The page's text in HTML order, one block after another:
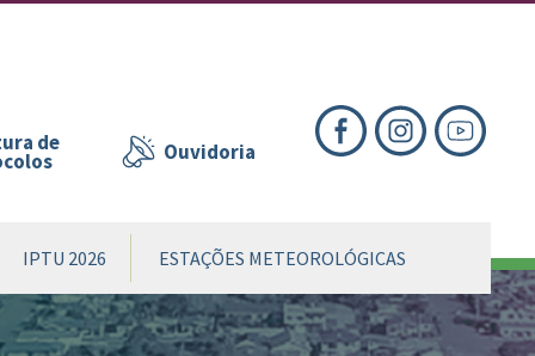
de Ouvidoria
IPTU 2026 ESTAÇÕES METEOROLÓGICAS